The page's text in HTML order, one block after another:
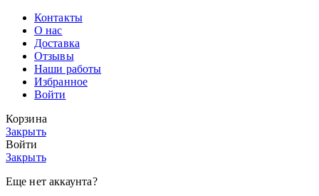
Контакты
О нас
Доставка
Отзывы
Наши работы
Избранное
Войти
Корзина
Закрыть
Войти
Закрыть
Еще нет аккаунта?